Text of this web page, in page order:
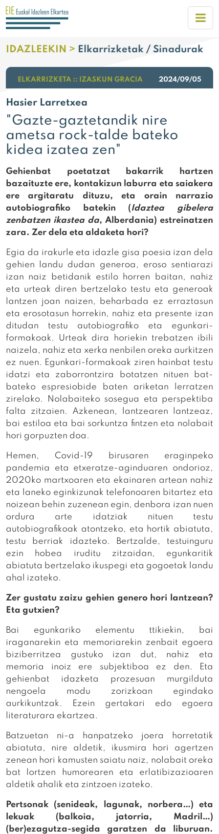
IDAZLEEKIN > Elkarrizketak / Sinadurak
ELKARRIZKETA :: IZASKUN GRACIA 2024/09/05
Hasier Larretxea
"Gazte-gaztetandik nire
ametsa rock-talde bateko
kidea izatea zen"
Gehienbat poetatzat bakarrik hartzen
bazaituzte ere, kontakizun laburra eta saiakera
ere argitaratu dituzu, eta orain narrazio
autobiografiko batekin (Idaztea gibelera
zenbatzen ikastea da, Alberdania) estreinatzen
zara. Zer dela eta aldaketa hori?
Egia da irakurle eta idazle gisa poesia izan dela
gehien landu dudan generoa, eroso sentiarazi
izan naiz betidanik estilo horren baitan, nahiz
eta urteak diren bertzelako testu eta generoak
lantzen joan naizen, beharbada ez erraztasun
eta erosotasun horrekin, nahiz eta presente izan
ditudan testu autobiografiko eta egunkari-
formakoak. Urteak dira horiekin trebatzen ibili
naizela, nahiz eta xerka nenbilen oreka aurkitzen
ez nuen. Egunkari-formakoak ziren hainbat testu
idatzi eta zaborrontzira botatzen nituen bat-
bateko espresiobide baten ariketan lerratzen
zirelako. Nolabaiteko sosegua eta perspektiba
falta zitzaien. Azkenean, lantzearen lantzeaz,
bai estiloa eta bai sorkuntza fintzen eta nolabait
hori gorpuzten doa.
Hemen, Covid-19 birusaren eraginpeko
pandemia eta etxeratze-aginduaren ondorioz,
2020ko martxoaren eta ekainaren artean nahiz
eta laneko eginkizunak telefonoaren bitartez eta
noizean behin zuzenean egin, denbora izan nuen
ordura arte idatziak nituen testu
autobiografikoak atontzeko, eta hortik abiatuta,
testu berriak idazteko. Bertzalde, testuinguru
ezin hobea iruditu zitzaidan, egunkaritik
abiatuta bertzelako ikuspegi eta gogoetak landu
ahal izateko.
Zer gustatu zaizu gehien genero hori lantzean?
Eta gutxien?
Bai egunkariko elementu ttikiekin, bai
iraganarekin eta memoriarekin zenbait egoera
biziberritzea gustuko izan dut, nahiz eta
memoria inoiz ere subjektiboa ez den. Eta
gehienbat idazketa prozesuan murgilduta
nengoela modu zorizkoan egindako
aurkikuntzak. Ezein gertakari edo egoera
literaturara ekartzea.
Batzuetan ni-a hanpatzeko joera horretatik
abiatuta, nire aldetik, ikusmira hori agertzen
zenean hori kamusten saiatu naiz, nolabait oreka
bat lortzen humorearen eta erlatibizazioaren
aldetik ahalik eta zintzoen izateko.
Pertsonak (senideak, lagunak, norbera…) eta
lekuak (balkoia, jatorria, Madril…)
(ber)ezagutza-segida garatzen da liburuan.